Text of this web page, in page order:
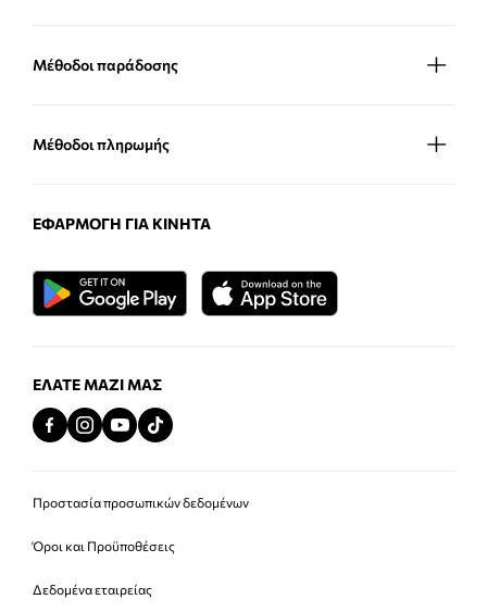
Μέθοδοι παράδοσης
Μέθοδοι πληρωμής
ΕΦΑΡΜΟΓΉ ΓΙΑ ΚΙΝΗΤΆ
ΕΛΆΤΕ ΜΑΖΊ ΜΑΣ
Προστασία προσωπικών δεδομένων
Όροι και Προϋποθέσεις
Δεδομένα εταιρείας